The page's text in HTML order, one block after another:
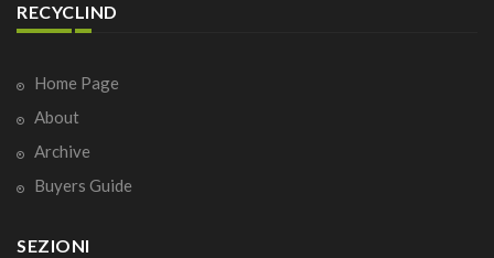
RECYCLIND
Home Page
About
Archive
Buyers Guide
SEZIONI